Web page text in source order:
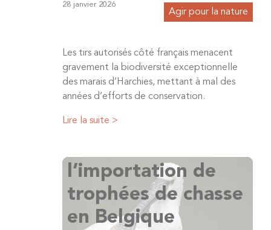
28 janvier 2026
Agir pour la nature
Les tirs autorisés côté français menacent
gravement la biodiversité exceptionnelle
des marais d’Harchies, mettant à mal des
années d’efforts de conservation.
Lire la suite >
l’importation de
trophées de chasse
en Belgique